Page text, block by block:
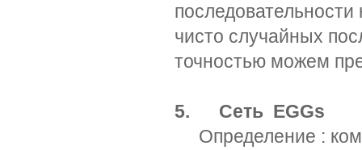
чисто случайных
точностью можем
5. Сеть EGGs
Определение :